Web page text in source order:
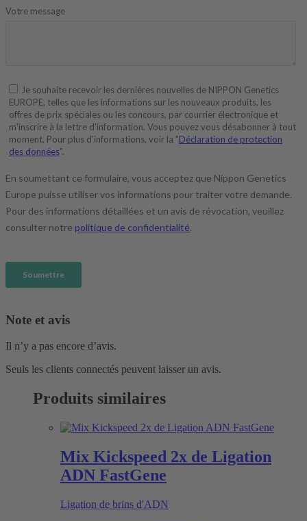
Note et avis
Il n’y a pas encore d’avis.
Seuls les clients connectés peuvent laisser un avis.
Produits similaires
Mix Kickspeed 2x de Ligation
ADN FastGene
Ligation de brins d'ADN